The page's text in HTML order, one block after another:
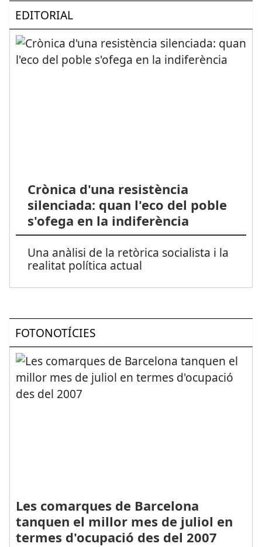
EDITORIAL
Crònica d'una resistència
silenciada: quan l'eco del poble
s'ofega en la indiferència
Una anàlisi de la retòrica socialista i la
realitat política actual
FOTONOTÍCIES
Les comarques de Barcelona
tanquen el millor mes de juliol en
termes d'ocupació des del 2007